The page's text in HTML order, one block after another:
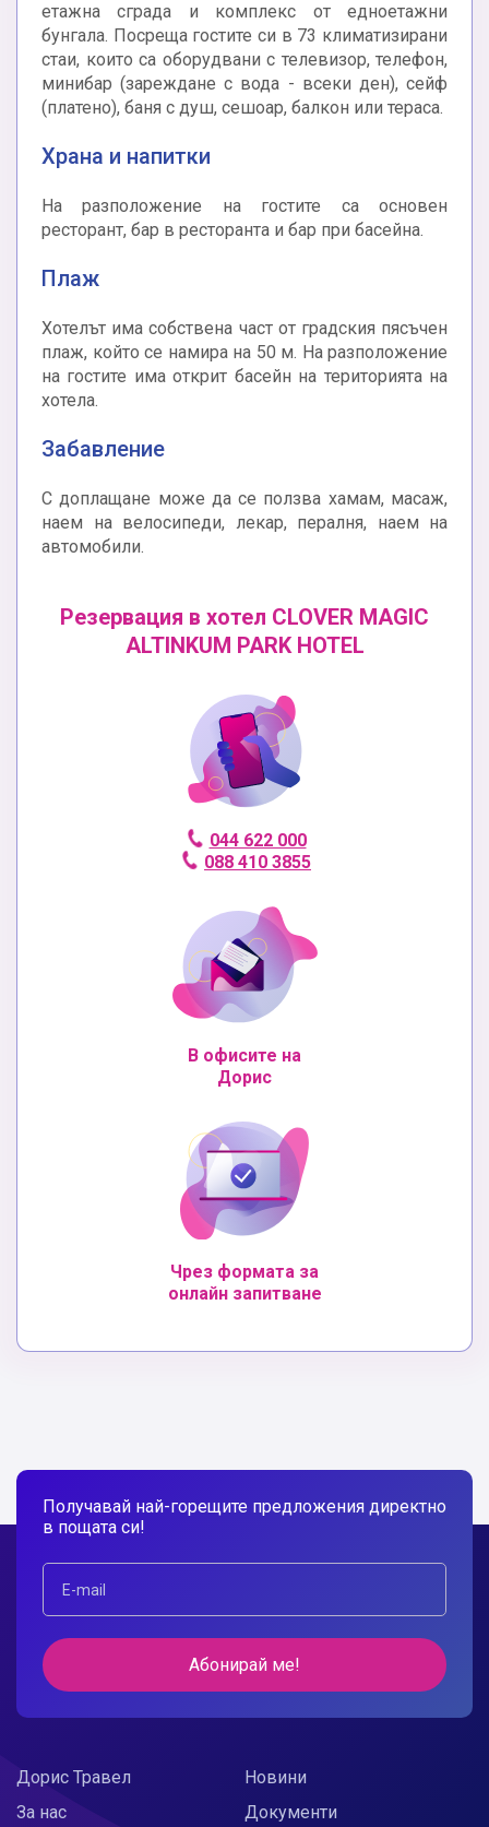
етажна сграда и комплекс от едноетажни
бунгала. Посреща гостите си в 73 климатизирани
стаи, които са оборудвани с телевизор, телефон,
минибар (зареждане с вода - всеки ден), сейф
(платено), баня с душ, сешоар, балкон или тераса.
Храна и напитки
На разположение на гостите са основен
ресторант, бар в ресторанта и бар при басейна.
Плаж
Хотелът има собствена част от градския пясъчен
плаж, който се намира на 50 м. На разположение
на гостите има открит басейн на територията на
хотела.
Забавление
С доплащане може да се ползва хамам, масаж,
наем на велосипеди, лекар, пералня, наем на
автомобили.
Резервация в хотел CLOVER MAGIC
ALTINKUM PARK HOTEL
044 622 000
088 410 3855
В офисите на
Дорис
Чрез формата за
онлайн запитване
Получавай най-горещите предложения директно
в пощата си!
Абонирай ме!
Дорис Травел
За нас
Новини
Документи